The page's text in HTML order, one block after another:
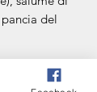
del
budello
per primi